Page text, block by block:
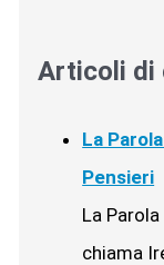
Articoli di
La
Pensieri
La
chiama